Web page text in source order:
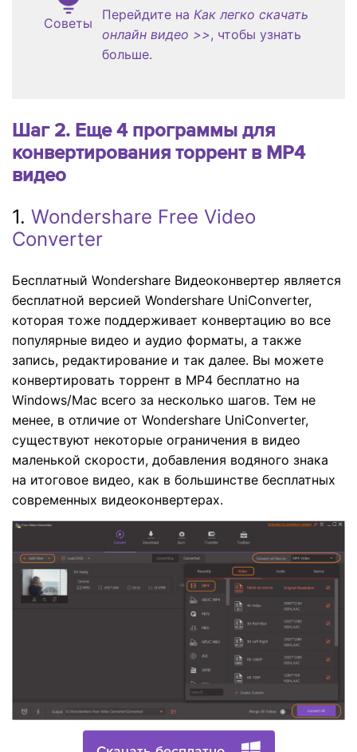
Советы
Перейдите на Как легко скачать
онлайн видео >>, чтобы узнать
больше.
Шаг 2. Еще 4 программы для
конвертирования торрент в MP4
видео
1. Wondershare Free Video
Converter
Бесплатный Wondershare Видеоконвертер является
бесплатной версией Wondershare UniConverter,
которая тоже поддерживает конвертацию во все
популярные видео и аудио форматы, а также
запись, редактирование и так далее. Вы можете
конвертировать торрент в MP4 бесплатно на
Windows/Mac всего за несколько шагов. Тем не
менее, в отличие от Wondershare UniConverter,
существуют некоторые ограничения в видео
маленькой скорости, добавления водяного знака
на итоговое видео, как в большинстве бесплатных
современных видеоконвертерах.